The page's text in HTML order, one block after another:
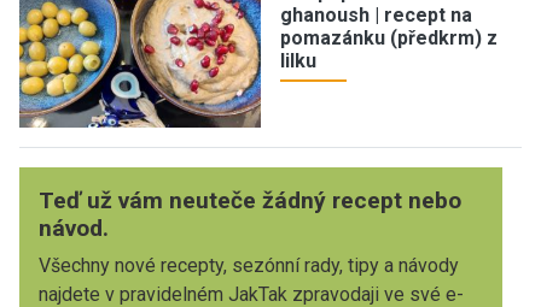
ghanoush | recept na
pomazánku (předkrm) z
lilku
Teď už vám neuteče žádný recept nebo
návod.
Všechny nové recepty, sezónní rady, tipy a návody
najdete v pravidelném JakTak zpravodaji ve své e-